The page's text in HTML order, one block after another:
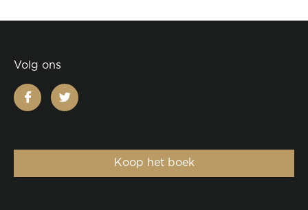
Volg ons
facebooktwitter
Koop het boek